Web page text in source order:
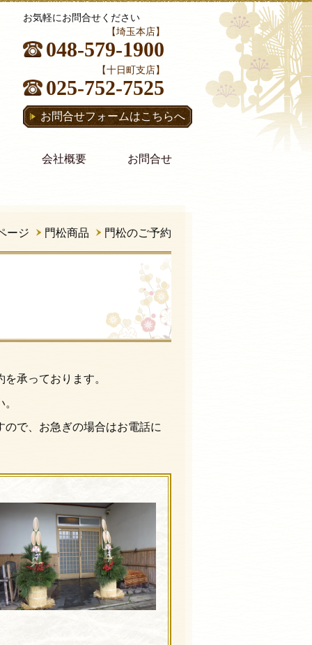
お気軽にお問合せください
【埼玉本店】
048-579-1900
【十日町支店】
025-752-7525
お問合せフォームはこちらへ
会社概要 お問合せ
ージ 門松商品 門松のご予約
承っております。
で、お急ぎの場合はお電話に